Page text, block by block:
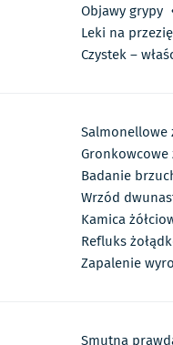
Objawy grypy
Leki na
Czystek –
Badanie
Wrzód
Kamica
Refluks
Zapalenie
Smutna